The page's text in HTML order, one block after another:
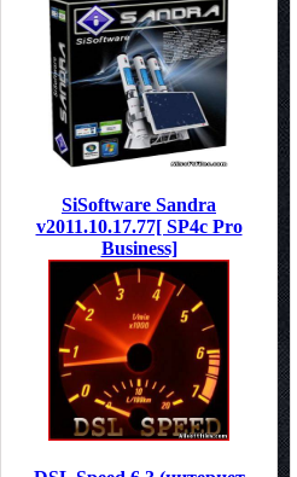
SiSoftware Sandra
v2011.10.17.77[ SP4c Pro
Business]